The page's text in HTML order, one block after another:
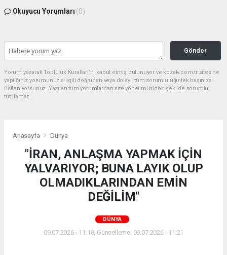
Okuyucu Yorumları (0)
Gönder
Yorum yazarak Topluluk Kuralları’nı kabul etmiş bulunuyor ve kozatv.com.tr sitesine
yaptığınız yorumunuzla ilgili doğrudan veya dolaylı tüm sorumluluğu tek başınıza
üstleniyorsunuz. Yazılan tüm yorumlardan site yönetimi hiçbir şekilde sorumlu
tutulamaz.
Anasayfa Dünya
"İRAN, ANLAŞMA YAPMAK İÇİN
YALVARIYOR; BUNA LAYIK OLUP
OLMADIKLARINDAN EMİN
DEĞİLİM"
DÜNYA
09.07.2026 - 11:18, Güncelleme: 09.07.2026 - 11:21